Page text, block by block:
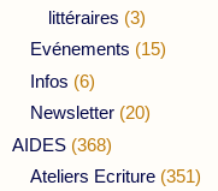
littéraires (3)
Evénements (15)
Infos (6)
Newsletter (20)
AIDES (368)
Ateliers Ecriture (351)